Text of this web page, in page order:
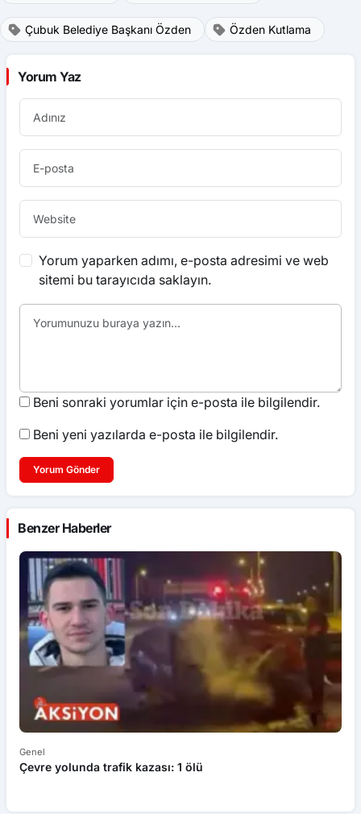
Çubuk Belediye Başkanı Özden Özden Kutlama
Yorum Yaz
Yorum yaparken adımı, e-posta adresimi ve web
sitemi bu tarayıcıda saklayın.
Beni sonraki yorumlar için e-posta ile bilgilendir.
Beni yeni yazılarda e-posta ile bilgilendir.
Yorum Gönder
Benzer Haberler
Genel
Çevre yolunda trafik kazası: 1 ölü